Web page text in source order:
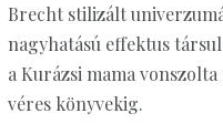
Brecht stilizált
nagyhatású effektus
a Kurázsi mama
véres könyvekig.